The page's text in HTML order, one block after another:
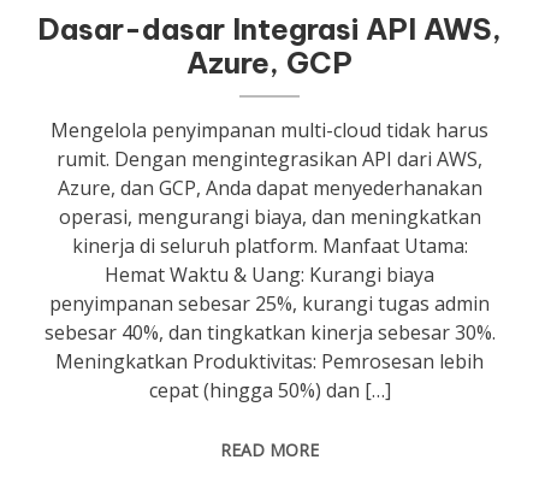
Dasar-dasar Integrasi API AWS,
Azure, GCP
Mengelola penyimpanan multi-cloud tidak harus
rumit. Dengan mengintegrasikan API dari AWS,
Azure, dan GCP, Anda dapat menyederhanakan
operasi, mengurangi biaya, dan meningkatkan
kinerja di seluruh platform. Manfaat Utama:
Hemat Waktu & Uang: Kurangi biaya
penyimpanan sebesar 25%, kurangi tugas admin
sebesar 40%, dan tingkatkan kinerja sebesar 30%.
Meningkatkan Produktivitas: Pemrosesan lebih
cepat (hingga 50%) dan […]
READ MORE